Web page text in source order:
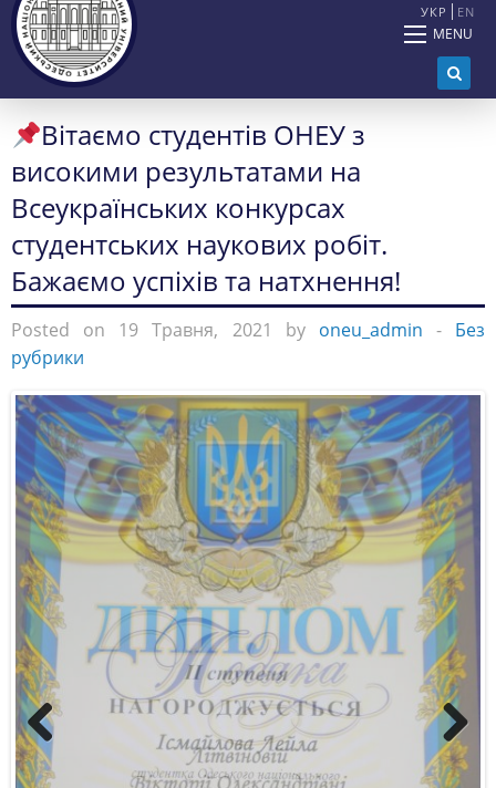
УКР EN
MENU
Вітаємо студентів ОНЕУ з
високими результатами на
Всеукраїнських конкурсах
студентських наукових робіт.
Бажаємо успіхів та натхнення!
Posted on 19 Травня, 2021 by oneu_admin - Без
рубрики
Previous Next